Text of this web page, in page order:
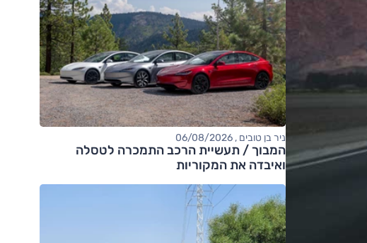
ניר בן טובים , 06/08/2026
המבוך / תעשיית הרכב התמכרה לטסלה
ואיבדה את המקוריות